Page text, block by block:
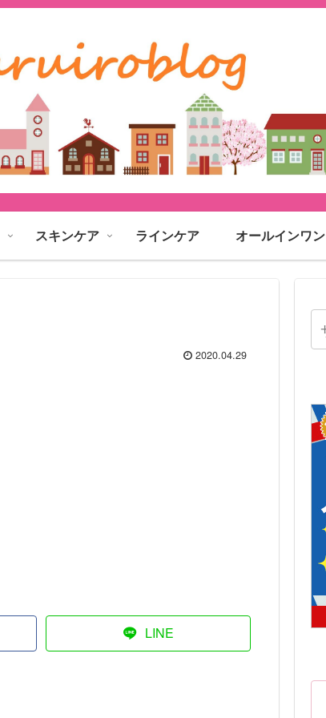
スキンケア ラインケア オールインワン
2020.04.29
LINE